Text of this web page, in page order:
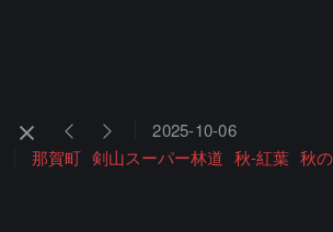
2025-10-06
那賀町 剣山スーパー林道 秋-紅葉 秋